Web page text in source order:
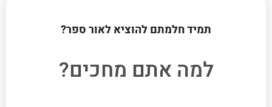
תמיד חלמתם להוציא לאור ספר?
למה אתם מחכים?